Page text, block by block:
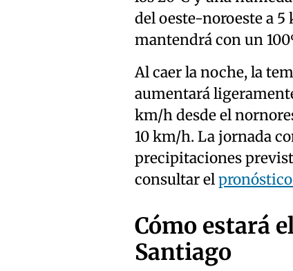
del oeste-noroeste a 5
mantendrá con un
Al caer la noche, la
aumentará
km/h desde el
10 km/h. La jornada
precipitaciones
consultar el
Cómo estará
Santiago